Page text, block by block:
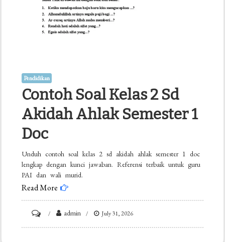
Pendidikan
Contoh Soal Kelas 2 Sd
Akidah Ahlak Semester 1
Doc
Unduh contoh soal kelas 2 sd akidah ahlak semester 1 doc
lengkap dengan kunci jawaban. Referensi terbaik untuk guru
PAI dan wali murid.
Read More
contoh
admin July 31, 2026